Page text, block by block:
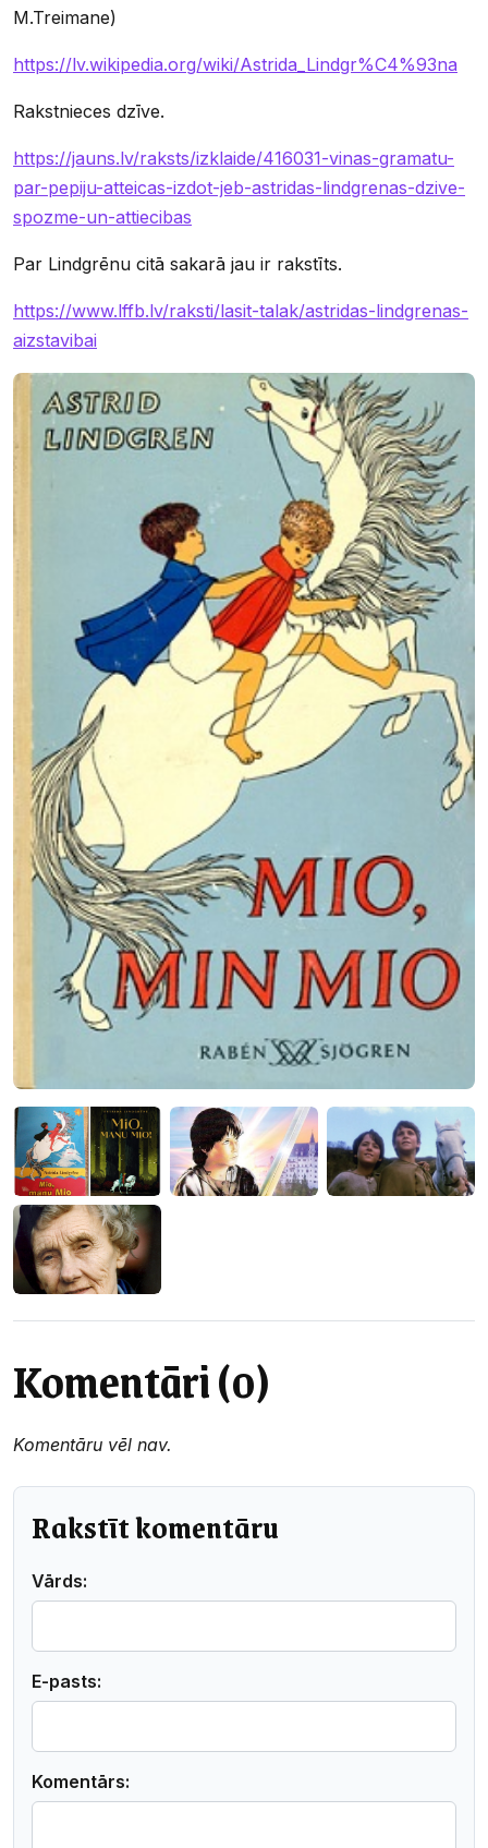
M.Treimane)
https://lv.wikipedia.org/wiki/Astrida_Lindgr%C4%93na
Rakstnieces dzīve.
https://jauns.lv/raksts/izklaide/416031-vinas-gramatu-
par-pepiju-atteicas-izdot-jeb-astridas-lindgrenas-dzive-
spozme-un-attiecibas
Par Lindgrēnu citā sakarā jau ir rakstīts.
https://www.lffb.lv/raksti/lasit-talak/astridas-lindgrenas-
aizstavibai
Komentāri (0)
Komentāru vēl nav.
Rakstīt komentāru
Vārds:
E-pasts:
Komentārs: